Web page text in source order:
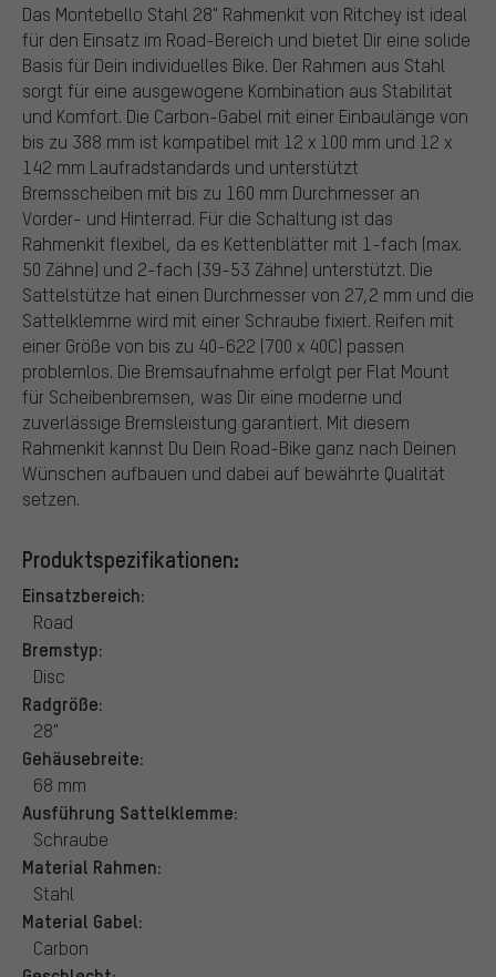
Das Montebello Stahl 28" Rahmenkit von Ritchey ist ideal
für den Einsatz im Road-Bereich und bietet Dir eine solide
Basis für Dein individuelles Bike. Der Rahmen aus Stahl
sorgt für eine ausgewogene Kombination aus Stabilität
und Komfort. Die Carbon-Gabel mit einer Einbaulänge von
bis zu 388 mm ist kompatibel mit 12 x 100 mm und 12 x
142 mm Laufradstandards und unterstützt
Bremsscheiben mit bis zu 160 mm Durchmesser an
Vorder- und Hinterrad. Für die Schaltung ist das
Rahmenkit flexibel, da es Kettenblätter mit 1-fach (max.
50 Zähne) und 2-fach (39-53 Zähne) unterstützt. Die
Sattelstütze hat einen Durchmesser von 27,2 mm und die
Sattelklemme wird mit einer Schraube fixiert. Reifen mit
einer Größe von bis zu 40-622 (700 x 40C) passen
problemlos. Die Bremsaufnahme erfolgt per Flat Mount
für Scheibenbremsen, was Dir eine moderne und
zuverlässige Bremsleistung garantiert. Mit diesem
Rahmenkit kannst Du Dein Road-Bike ganz nach Deinen
Wünschen aufbauen und dabei auf bewährte Qualität
setzen.
Produktspezifikationen:
Einsatzbereich:
Road
Bremstyp:
Disc
Radgröße:
28"
Gehäusebreite:
68 mm
Ausführung Sattelklemme:
Schraube
Material Rahmen:
Stahl
Material Gabel:
Carbon